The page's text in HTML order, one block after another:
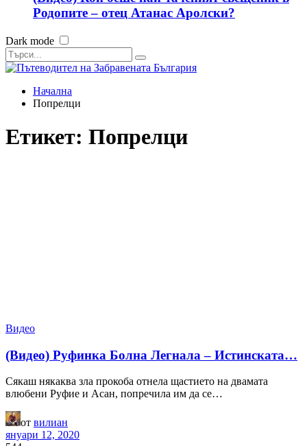
Родопите – отец Атанас Аролски?
Dark mode
Начална
Попрелци
Етикет: Попрелци
Видео
(Видео) Руфинка Болна Легнала – Истинската…
Сякаш някаква зла прокоба отнела щастието на двамата
влюбени Руфие и Асан, попречила им да се…
от вилиан
януари 12, 2020